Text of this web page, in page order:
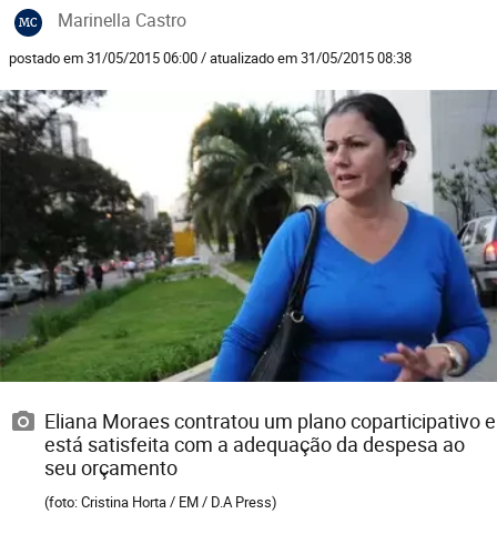
MC Marinella Castro
postado em 31/05/2015 06:00 / atualizado em 31/05/2015 08:38
Eliana Moraes contratou um plano coparticipativo e
está satisfeita com a adequação da despesa ao
seu orçamento
(foto: Cristina Horta / EM / D.A Press)